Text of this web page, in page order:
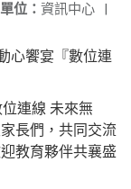
位： 資訊中心 |
心饗宴『數位連
連線 未來無
長們，共同交流
教育夥伴共襄盛